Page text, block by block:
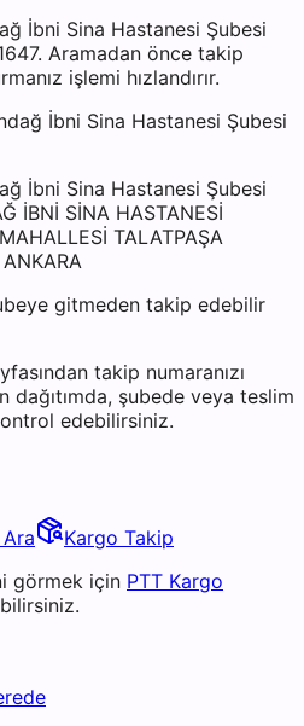
İbni Sina Hastanesi Şubesi
Aramadan önce takip
işlemi hızlandırır.
İbni Sina Hastanesi Şubesi
İbni Sina Hastanesi Şubesi
İBNİ SİNA HASTANESİ
TALATPAŞA
gitmeden takip edebilir
takip numaranızı
şubede veya teslim
edebilirsiniz.
Kargo Takip
görmek için PTT Kargo